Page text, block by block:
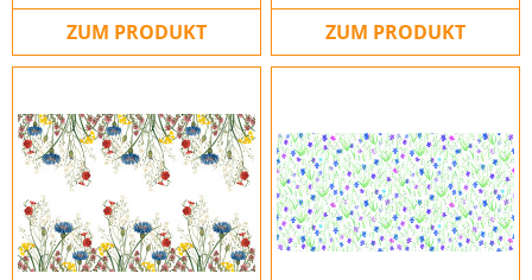
ZUM PRODUKT ZUM PRODUKT